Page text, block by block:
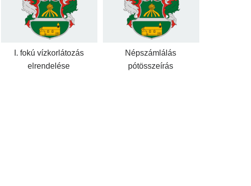
I. fokú vízkorlátozás
elrendelése
Népszámlálás
pótösszeírás